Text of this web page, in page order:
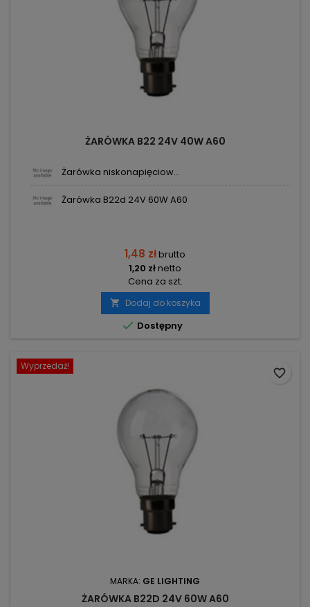
ŻARÓWKA B22 24V 40W A60
Żarówka niskonapięciow...
Żarówka B22d 24V 60W A60
1,48 złbrutto
1,20 złnetto
Cena za szt.
 Dodaj do koszyka
 Dostępny
Wyprzedaż!
MARKA: GE LIGHTING
ŻARÓWKA B22D 24V 60W A60
favorite_border